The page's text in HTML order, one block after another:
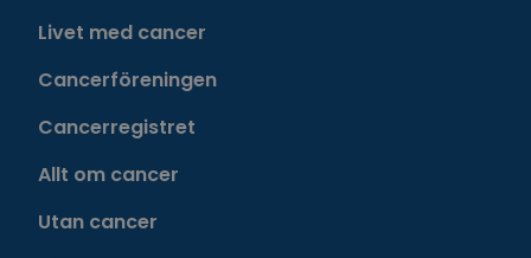
Livet med cancer
Cancerföreningen
Cancerregistret
Allt om cancer
Utan cancer